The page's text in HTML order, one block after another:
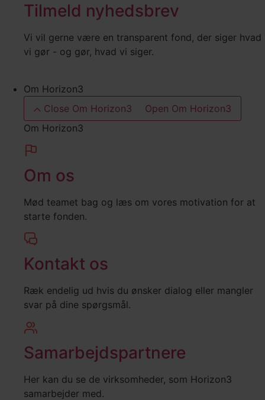
Tilmeld nyhedsbrev
Vi vil gerne være en transparent fond, der siger hvad
vi gør - og gør, hvad vi siger.
Om Horizon3
Close Om Horizon3
Open Om Horizon3
Om Horizon3
Om os
Mød teamet bag og læs om vores motivation for at
starte fonden.
Kontakt os
Ræk endelig ud hvis du ønsker dialog eller mangler
svar på dine spørgsmål.
Samarbejdspartnere
Her kan du se de virksomheder, som Horizon3
samarbejder med.